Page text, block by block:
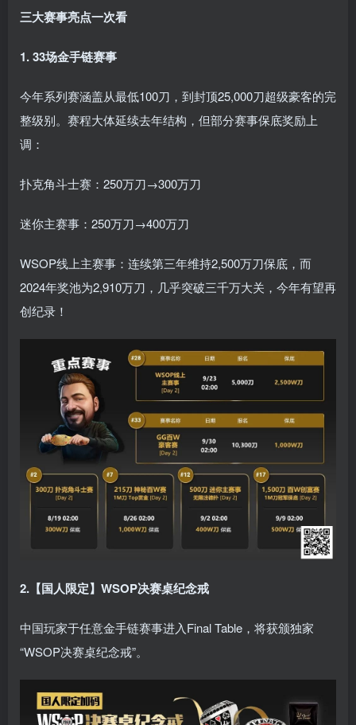
三大赛事亮点一次看
1. 33场金手链赛事
今年系列赛涵盖从最低100刀，到封顶25,000刀超级豪客的完
整级别。赛程大体延续去年结构，但部分赛事保底奖励上
调：
扑克角斗士赛：250万刀→300万刀
迷你主赛事：250万刀→400万刀
WSOP线上主赛事：连续第三年维持2,500万刀保底，而
2024年奖池为2,910万刀，几乎突破三千万大关，今年有望再
创纪录！
2.【国人限定】WSOP决赛桌纪念戒
中国玩家于任意金手链赛事进入Final Table，将获颁独家
“WSOP决赛桌纪念戒”。